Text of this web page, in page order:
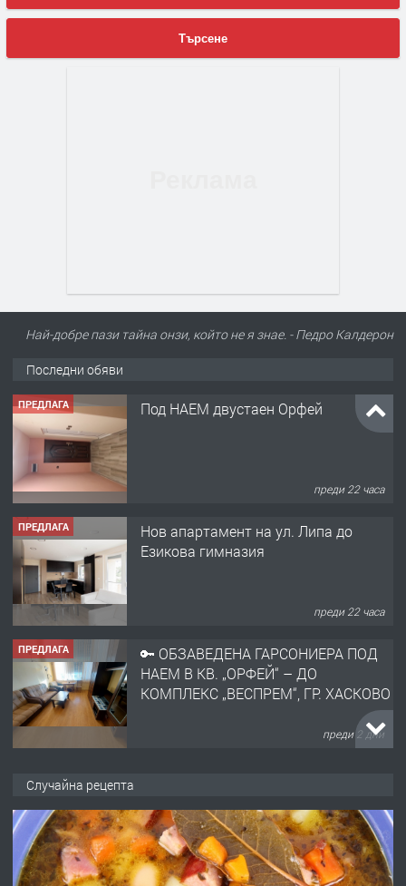
Търсене
Най-добре пази тайна онзи, който не я знае. - Педро Калдерон
Последни обяви
ПРЕДЛАГА
Нов апартамент на ул. Липа до
преди 22 часа
ПРЕДЛАГА
🔑 ОБЗАВЕДЕНА ГАРСОНИЕРА ПОД
НАЕМ В КВ. „ОРФЕЙ“ – ДО
преди 2 дни
ПРЕДЛАГА
НАПЪЛНО ОБЗАВЕДЕН И
ОБОРУДВАН ТРИСТАЕН
АПАРТАМЕНТ В ЦЕНТЪРА НА ГР.
преди 3 дни
преди 3 дни
Случайна рецепта